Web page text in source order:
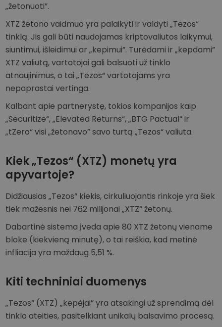
„žetonuoti”.
XTZ žetono vaidmuo yra palaikyti ir valdyti „Tezos“
tinklą. Jis gali būti naudojamas kriptovaliutos laikymui,
siuntimui, išleidimui ar „kepimui”. Turėdami ir „kepdami”
XTZ valiutą, vartotojai gali balsuoti už tinklo
atnaujinimus, o tai „Tezos“ vartotojams yra
nepaprastai vertinga.
Kalbant apie partnerystę, tokios kompanijos kaip
„Securitize“, „Elevated Returns“, „BTG Pactual“ ir
„tZero“ visi „žetonavo” savo turtą „Tezos“ valiuta.
Kiek „Tezos“ (XTZ) monetų yra
apyvartoje?
Didžiausias „Tezos“ kiekis, cirkuliuojantis rinkoje yra šiek
tiek mažesnis nei 762 milijonai „XTZ“ žetonų.
Dabartinė sistema įveda apie 80 XTZ žetonų viename
bloke (kiekvieną minutę), o tai reiškia, kad metinė
infliacija yra maždaug 5,51 %.
Kiti techniniai duomenys
„Tezos“ (XTZ) „kepėjai” yra atsakingi už sprendimą dėl
tinklo ateities, pasitelkiant unikalų balsavimo procesą.